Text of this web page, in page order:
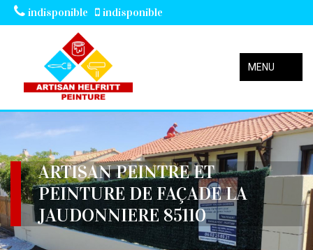
indisponible indisponible
MENU
ARTISAN PEINTRE ET
PEINTURE DE FAÇADE LA
JAUDONNIERE 85110